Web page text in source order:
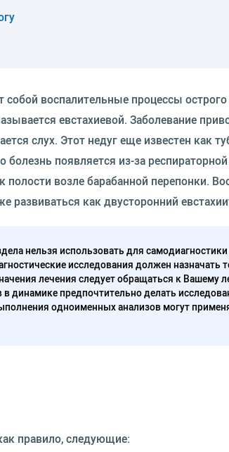
собой воспалительные процессы
евстахиевой. Заболевание
слух. Этот недуг еще известен как
болезнь появляется из-за
полости возле барабанной перепонки.
развиваться как двусторонний
нельзя использовать для
исследования должен
лечения следует обращаться к Вашему
в динамике предпочтительно делать
одноименных анализов могут
правило, следующие: